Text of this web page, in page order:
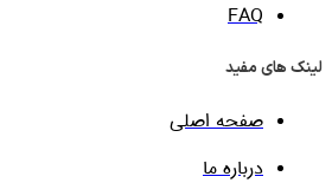
مفید
صفحه اصلی
درباره ما